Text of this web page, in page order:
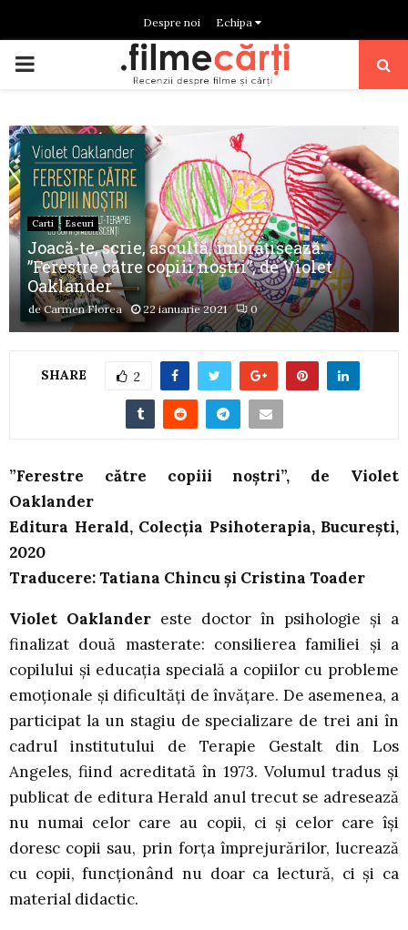
Despre noi Echipa
PRIMARY
Carti Eseuri
Joacă-te, scrie, ascultă, îmbrățișează:
”Ferestre către copiii noștri”, de Violet
Oaklander
deCarmen Florea 22 ianuarie 2021 0
SHARE 2
”Ferestre către copiii noștri”, de Violet
Oaklander
Editura Herald, Colecția Psihoterapia, București,
2020
Traducere: Tatiana Chincu și Cristina Toader
Violet Oaklander este doctor în psihologie și a
finalizat două masterate: consilierea familiei și a
copilului și educația specială a copiilor cu probleme
emoționale și dificultăți de învățare. De asemenea, a
participat la un stagiu de specializare de trei ani în
cadrul institutului de Terapie Gestalt din Los
Angeles, fiind acreditată în 1973. Volumul tradus și
publicat de editura Herald anul trecut se adresează
nu numai celor care au copii, ci și celor care își
doresc copii sau, prin forța împrejurărilor, lucrează
cu copii, funcționând nu doar ca lectură, ci și ca
material didactic.